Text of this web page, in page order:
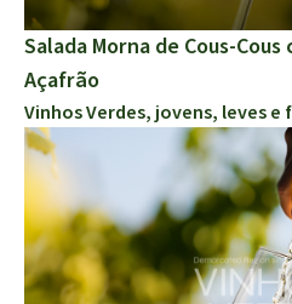
Salada Morna de Cous-
Açafrão
Vinhos Verdes, jovens, leves e